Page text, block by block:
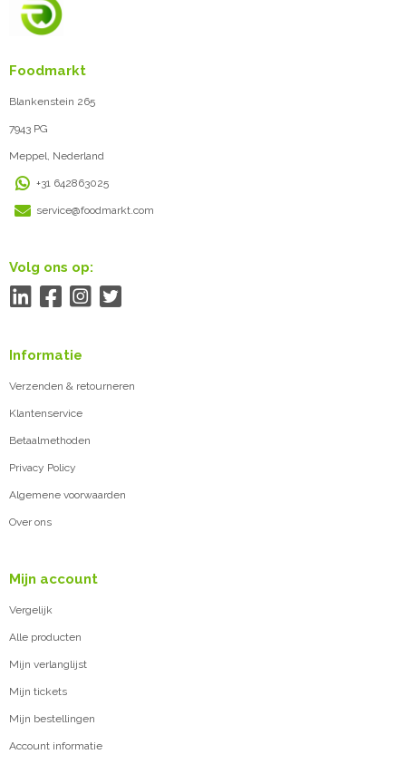
Foodmarkt
Blankenstein 265
7943 PG
Meppel, Nederland
+31 642863025
service@foodmarkt.com
Volg ons op:
Informatie
Verzenden & retourneren
Klantenservice
Betaalmethoden
Privacy Policy
Algemene voorwaarden
Over ons
Mijn account
Vergelijk
Alle producten
Mijn verlanglijst
Mijn tickets
Mijn bestellingen
Account informatie